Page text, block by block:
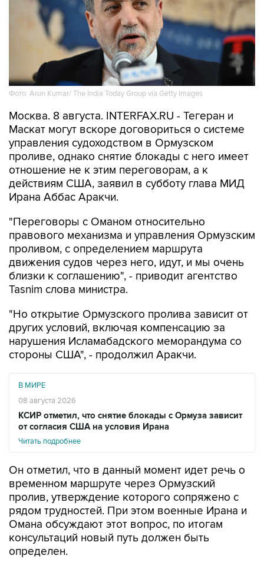
Фото: Arun Kumar/ The India Today Group via Getty Images
Москва. 8 августа. INTERFAX.RU - Тегеран и
Маскат могут вскоре договориться о системе
управления судоходством в Ормузском
проливе, однако снятие блокады с него имеет
отношение не к этим переговорам, а к
действиям США, заявил в субботу глава МИД
Ирана Аббас Аракчи.
"Переговоры с Оманом относительно
правового механизма и управления Ормузским
проливом, с определением маршрута
движения судов через него, идут, и мы очень
близки к соглашению", - приводит агентство
Tasnim слова министра.
"Но открытие Ормузского пролива зависит от
других условий, включая компенсацию за
нарушения Исламабадского меморандума со
стороны США", - продолжил Аракчи.
В МИРЕ
08 августа 2026
КСИР отметил, что снятие блокады с Ормуза зависит
от согласия США на условия Ирана
Читать подробнее
Он отметил, что в данный момент идет речь о
временном маршруте через Ормузский
пролив, утверждение которого сопряжено с
рядом трудностей. При этом военные Ирана и
Омана обсуждают этот вопрос, по итогам
консультаций новый путь должен быть
определен.